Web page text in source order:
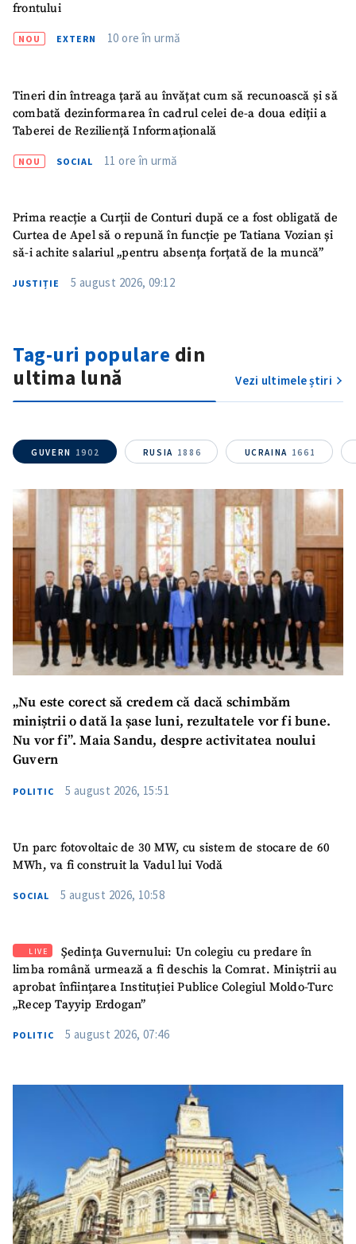
SUSȚINE
frontului
NOU EXTERN 10 ore în urmă
Tineri din întreaga țară au învățat cum să recunoască și să
combată dezinformarea în cadrul celei de-a doua ediții a
Taberei de Reziliență Informațională
NOU SOCIAL 11 ore în urmă
Prima reacție a Curții de Conturi după ce a fost obligată de
Curtea de Apel să o repună în funcție pe Tatiana Vozian și
să-i achite salariul „pentru absența forțată de la muncă”
JUSTIȚIE 5 august 2026, 09:12
Tag-uri populare din
ultima lună
Vezi ultimele știri
GUVERN 1902 RUSIA 1886 UCRAINA 1661
„Nu este corect să credem că dacă schimbăm
miniștrii o dată la șase luni, rezultatele vor fi bune.
Nu vor fi”. Maia Sandu, despre activitatea noului
Guvern
POLITIC 5 august 2026, 15:51
Un parc fotovoltaic de 30 MW, cu sistem de stocare de 60
MWh, va fi construit la Vadul lui Vodă
SOCIAL 5 august 2026, 10:58
LIVE
Ședința Guvernului: Un colegiu cu predare în
limba română urmează a fi deschis la Comrat. Miniștrii au
aprobat înființarea Instituției Publice Colegiul Moldo-Turc
„Recep Tayyip Erdogan”
POLITIC 5 august 2026, 07:46
Titlu știre+ Adaugă titlu
CONTACT SURSĂ
Nume+ Numele meu
Email+ Emailul meu
Telefon
+ Telefon personal
Am citit și sunt de
acord cu politica de
confidențialitate.
TRIMITE ȘTIREA